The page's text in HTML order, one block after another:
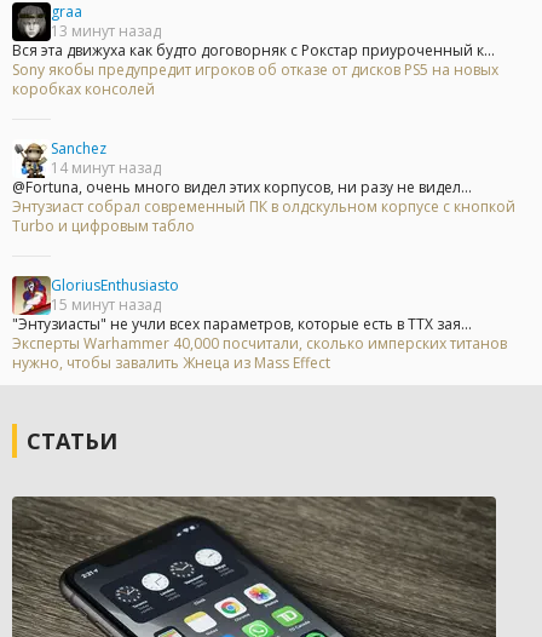
graa
13 минут назад
Вся эта движуха как будто договорняк с Рокстар приуроченный к...
Sony якобы предупредит игроков об отказе от дисков PS5 на новых
коробках консолей
Sanchez
14 минут назад
@Fortuna, очень много видел этих корпусов, ни разу не видел...
Энтузиаст собрал современный ПК в олдскульном корпусе с кнопкой
Turbo и цифровым табло
GloriusEnthusiasto
15 минут назад
"Энтузиасты" не учли всех параметров, которые есть в ТТХ зая...
Эксперты Warhammer 40,000 посчитали, сколько имперских титанов
нужно, чтобы завалить Жнеца из Mass Effect
СТАТЬИ